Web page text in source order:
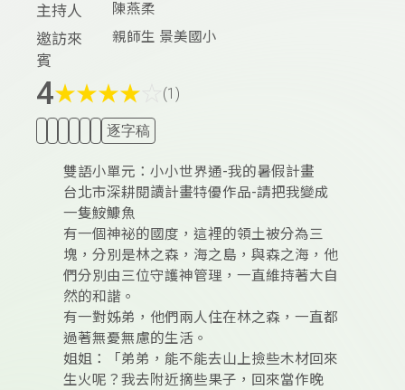
主持人 陳燕柔
邀訪來
賓
親師生 景美國小
4★★★★ (1)
逐字稿
雙語小單元：小小世界通-我的暑假計畫
台北市深耕閱讀計畫特優作品-請把我變成
一隻鮟鱇魚
有一個神祕的國度，這裡的領土被分為三
塊，分別是林之森，海之島，與森之海，他
們分別由三位守護神管理，一直維持著大自
然的和諧。
有一對姊弟，他們兩人住在林之森，一直都
過著無憂無慮的生活。
姐姐：「弟弟，能不能去山上撿些木材回來
生火呢？我去附近摘些果子，回來當作晚